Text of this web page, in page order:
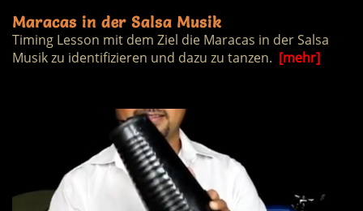
Maracas in der Salsa Musik
Timing Lesson mit dem Ziel die Maracas in der Salsa
Musik zu identifizieren und dazu zu tanzen. [mehr]